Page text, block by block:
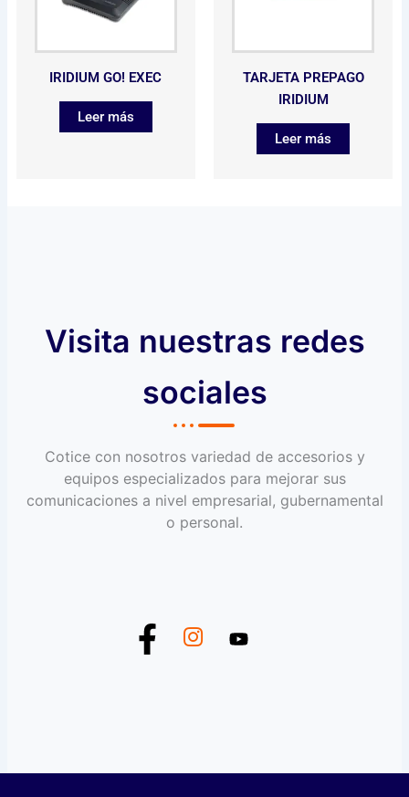
IRIDIUM GO! EXEC
Leer más
TARJETA PREPAGO
IRIDIUM
Leer más
Visita nuestras redes
sociales
Cotice con nosotros variedad de accesorios y
equipos especializados para mejorar sus
comunicaciones a nivel empresarial, gubernamental
o personal.